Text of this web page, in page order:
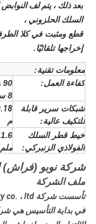
بعد ذلك ، يتم لف
السلك الحلزوني ،
قطع ومثبت في كلا
إخراجها تلقائيًا.
معلومات تقنية:
كفاءة العمل:
8 ساعات
شبكات سرير قابلة
للتكيف عالية:
م
خيط قطر السلك
الفولاذي الزنبركي:
ملم
شركة نوبو (فراش)
ملف الشركة
في بداية التأسيس هي